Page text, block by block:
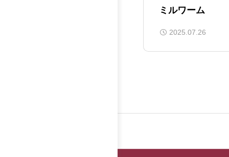
ミルワーム
2025.07.26